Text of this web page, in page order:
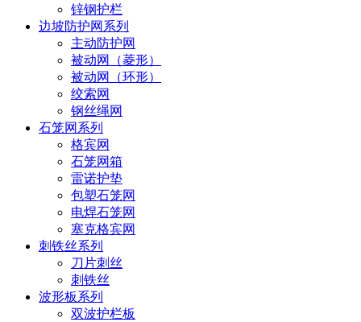
锌钢护栏
边坡防护网系列
主动防护网
被动网（菱形）
被动网（环形）
绞索网
钢丝绳网
石笼网系列
格宾网
石笼网箱
雷诺护垫
包塑石笼网
电焊石笼网
塞克格宾网
刺铁丝系列
刀片刺丝
刺铁丝
波形板系列
双波护栏板